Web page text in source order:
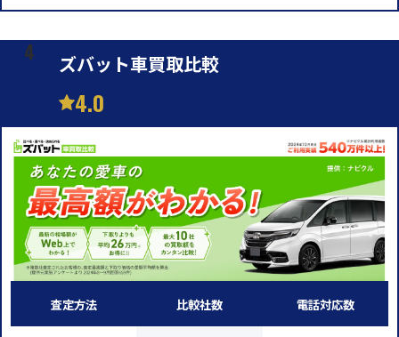
ズバット車買取比較
4.0
査定方法 比較社数 電話対応数